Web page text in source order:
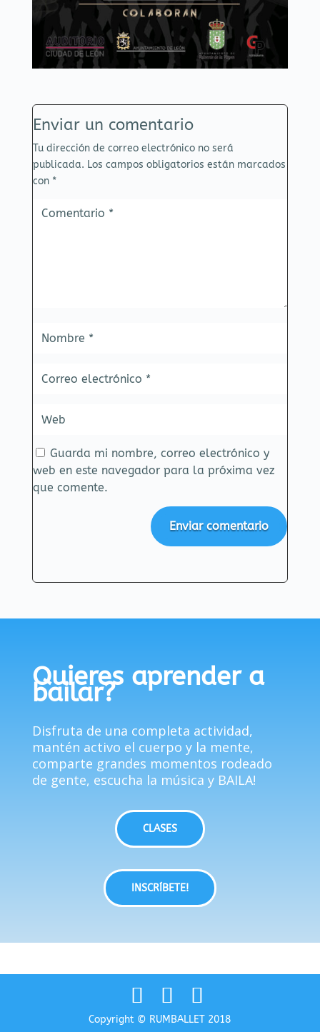
Enviar un comentario
Tu dirección de correo electrónico no será
publicada. Los campos obligatorios están marcados
con *
Guarda mi nombre, correo electrónico y
web en este navegador para la próxima vez
que comente.
Enviar comentario
Quieres aprender a
bailar?
Disfruta de una completa actividad,
mantén activo el cuerpo y la mente,
comparte grandes momentos rodeado
de gente, escucha la música y BAILA!
CLASES
INSCRÍBETE!
Copyright © RUMBALLET 2018